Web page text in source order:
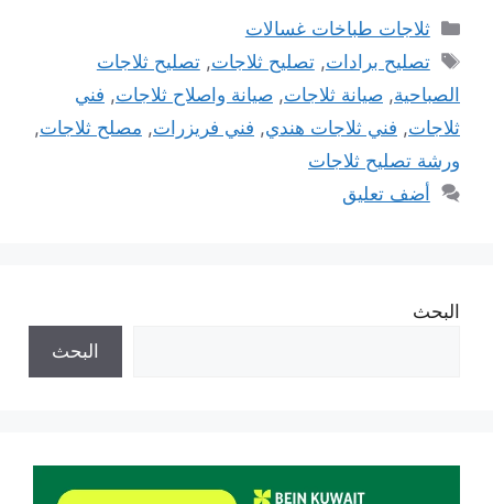
التصنيفات
ثلاجات طباخات غسالات
الوسوم
تصليح برادات,تصليح ثلاجات,تصليح ثلاجات
الصباحية, صيانة ثلاجات, صيانة واصلاح ثلاجات, فني
ثلاجات, فني ثلاجات هندي, فني فريزرات, مصلح ثلاجات,
ورشة تصليح ثلاجات
أضف تعليق
البحث
البحث